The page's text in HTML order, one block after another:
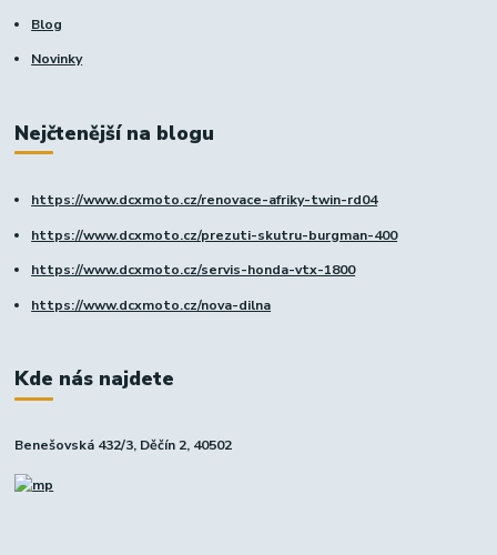
Blog
Novinky
Nejčtenější na blogu
https://www.dcxmoto.cz/renovace-afriky-twin-rd04
https://www.dcxmoto.cz/prezuti-skutru-burgman-400
https://www.dcxmoto.cz/servis-honda-vtx-1800
https://www.dcxmoto.cz/nova-dilna
Kde nás najdete
Benešovská 432/3, Děčín 2, 40502